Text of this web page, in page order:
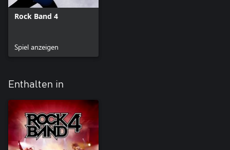
Rock Band 4
Spiel anzeigen
Enthalten in